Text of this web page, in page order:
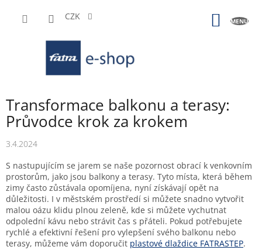
CZK
Transformace balkonu a terasy:
Průvodce krok za krokem
3.4.2024
S nastupujícím se jarem se naše pozornost obrací k venkovním
prostorům, jako jsou balkony a terasy. Tyto místa, která během
zimy často zůstávala opomíjena, nyní získávají opět na
důležitosti. I v městském prostředí si můžete snadno vytvořit
malou oázu klidu plnou zeleně, kde si můžete vychutnat
odpolední kávu nebo strávit čas s přáteli. Pokud potřebujete
rychlé a efektivní řešení pro vylepšení svého balkonu nebo
terasy, můžeme vám doporučit plastové dlaždice FATRASTEP.